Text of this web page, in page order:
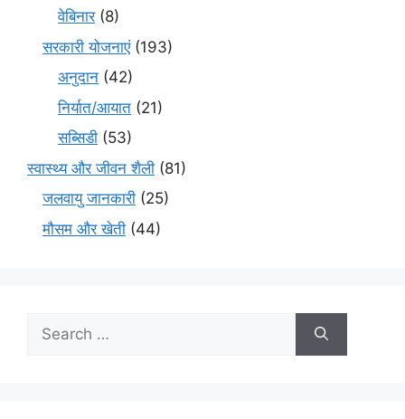
वेबिनार(8)
सरकारी योजनाएं(193)
अनुदान (42)
निर्यात/आयात (21)
सब्सिडी (53)
स्वास्थ्य और जीवन शैली (81)
जलवायु जानकारी (25)
मौसम और खेती (44)